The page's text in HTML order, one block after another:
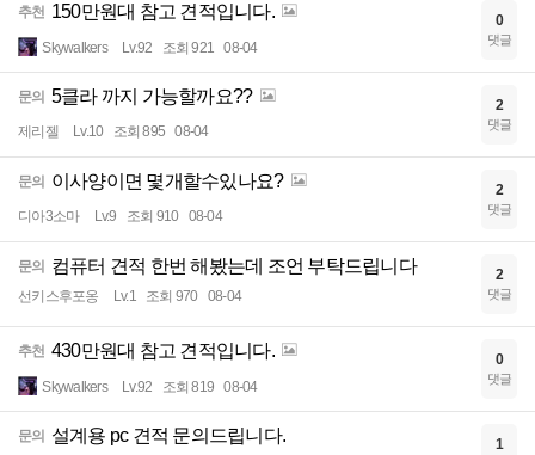
추천 150만원대 참고 견적입니다.
Skywalkers Lv.92 조회 921 08-04
0
댓글
문의 5클라 까지 가능할까요??
제리젤 Lv.10 조회 895 08-04
2
댓글
문의 이사양이면 몇개할수있나요?
디아3소마 Lv.9 조회 910 08-04
2
댓글
문의 컴퓨터 견적 한번 해봤는데 조언 부탁드립니다
선키스후포옹 Lv.1 조회 970 08-04
2
댓글
추천 430만원대 참고 견적입니다.
Skywalkers Lv.92 조회 819 08-04
0
댓글
문의 설계용 pc 견적 문의드립니다. 1